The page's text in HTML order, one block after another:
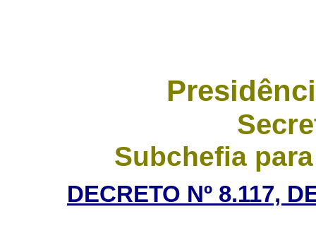
Subchefia
DECRETO Nº 8.117,